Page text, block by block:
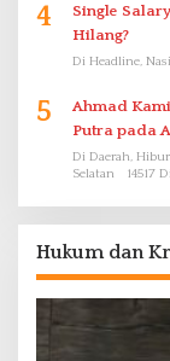
4
Single
Hilang?
Di Headline,
5
Ahmad Kamil mendampingi Langsung Dike
Putra pada
Proklamasi
Di Daerah,
Selatan
14517
Hukum dan